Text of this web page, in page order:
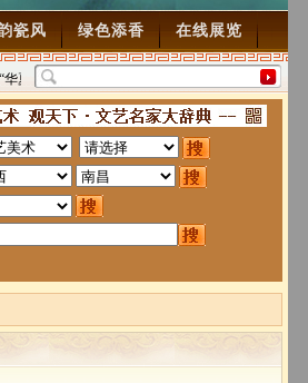
瓷风 绿色添香 在线展览
夏雄风” 第五届中国风全国书画交流赛暨纪念抗
年书画展7月28日起征稿2015/7/28